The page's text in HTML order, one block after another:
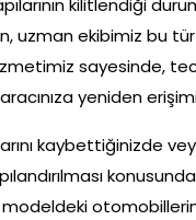
kilitlendiği
uzman ekibimiz bu
sayesinde,
yeniden
kaybettiğinizde